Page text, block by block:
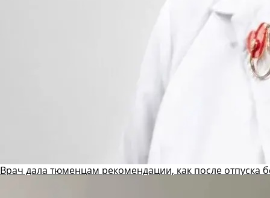
Врач дала тюменцам рекомендации, как после отпуска